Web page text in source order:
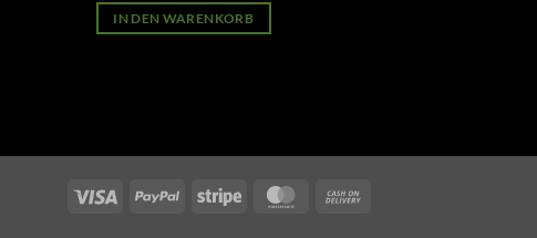
war:
499.00 €
ist:
269.00 €.
IN DEN WARENKORB
Visa PayPal Stripe MasterCard